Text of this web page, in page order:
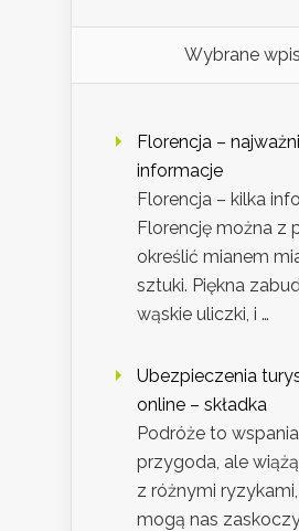
Wybrane
Florencja –
informacje
Florencja – kilka
Florencję można z
określić mianem
sztuki. Piękna
wąskie uliczki, i …
Ubezpieczenia
online – składka
Podróże to
przygoda, ale
z różnymi
mogą nas